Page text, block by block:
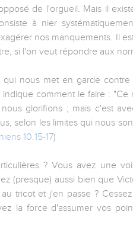
de l'orgueil. Mais il
à nier
nos manquements. Il
si l'on veut répondre aux
qui nous met en garde
comment le faire :
glorifions ; mais c'est
selon les limites qui nous
10.15-17)
? Vous avez une
(presque) aussi bien que
tricot et j'en passe ?
la force d'assumer vos